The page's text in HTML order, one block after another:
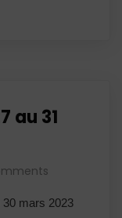
au 31
mars 2023